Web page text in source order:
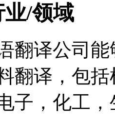
/领域
翻译公司
翻译，包
子，化工